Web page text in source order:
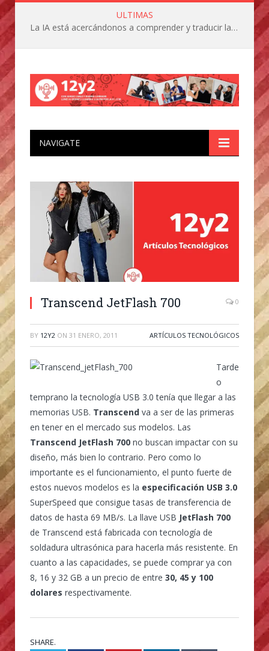
ULTIMAS
La IA está acercándonos a comprender y traducir las vocalizaciones y comportamientos de nuestras mascotas
NAVIGATE
Transcend JetFlash 700 0
BY 12Y2 ON 31 ENERO, 2011 ARTÍCULOS TECNOLÓGICOS
Tarde
o
temprano la tecnología USB 3.0 tenía que llegar a las
memorias USB. Transcend va a ser de las primeras
en tener en el mercado sus modelos. Las
Transcend JetFlash 700 no buscan impactar con su
diseño, más bien lo contrario. Pero como lo
importante es el funcionamiento, el punto fuerte de
estos nuevos modelos es la especificación USB 3.0
SuperSpeed que consigue tasas de transferencia de
datos de hasta 69 MB/s. La llave USB JetFlash 700
de Transcend está fabricada con tecnología de
soldadura ultrasónica para hacerla más resistente. En
cuanto a las capacidades, se puede comprar ya con
8, 16 y 32 GB a un precio de entre 30, 45 y 100
dolares respectivamente.
SHARE.